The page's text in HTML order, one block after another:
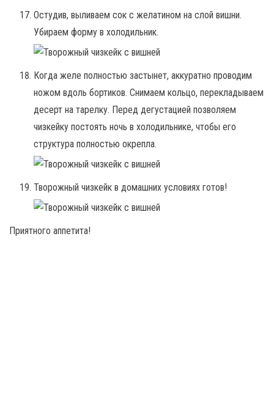
Остудив, выливаем сок с желатином на слой вишни.
Убираем форму в холодильник.
Когда желе полностью застынет, аккуратно проводим
ножом вдоль бортиков. Снимаем кольцо, перекладываем
десерт на тарелку. Перед дегустацией позволяем
чизкейку постоять ночь в холодильнике, чтобы его
структура полностью окрепла.
Творожный чизкейк в домашних условиях готов!
Приятного аппетита!